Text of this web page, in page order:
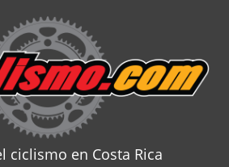
ciclismo en Costa Rica